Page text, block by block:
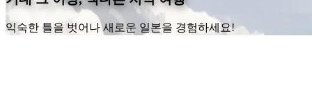
익숙한 틀을 벗어나 새로운 일본을 경험하세요!